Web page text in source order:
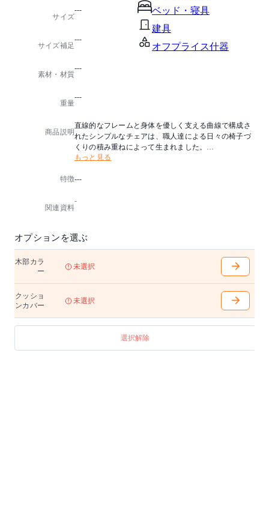
ベッド・寝具
建具
オフプライス什器
サイズ
---
サイズ補足
---
素材・材質
---
重量
---
商品説明
直線的なフレームと身体を優しく支える曲線で構成さ
れたシンプルなチェアは、職人達による日々の椅子づ
くりの積み重ねによって生まれました。
背もたれの角度は標準より深く傾けて設 計されており
また、板座をベースにクッションカバーの付け外しが
ます。
■別売クッションカバー有り
もっと見る
特徴---
関連資料
-
オプションを選ぶ
木部カラ
ー
未選択
クッショ
ンカバー
未選択
選択解除